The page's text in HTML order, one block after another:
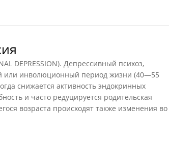
Депрессивный психоз,
или инволюционный период жизни (40—55
снижается активность эндокринных
и часто редуцируется родительская
возраста происходят также изменения во